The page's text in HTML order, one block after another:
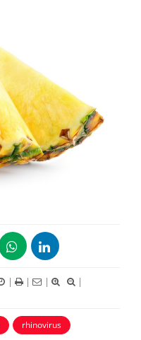
| | |
|
rhinovirus